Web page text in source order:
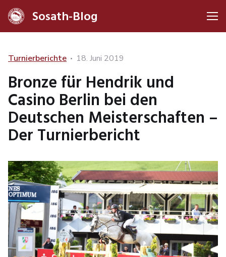
Sosath-Blog
Categories
Turnierberichte
Posted
18. Juni 2019
Bronze für Hendrik und
Casino Berlin bei den
Deutschen Meisterschaften –
Der Turnierbericht